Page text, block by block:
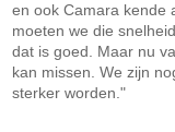
en ook Camara kende
moeten we die
dat is goed. Maar nu
kan missen. We zijn
sterker worden."